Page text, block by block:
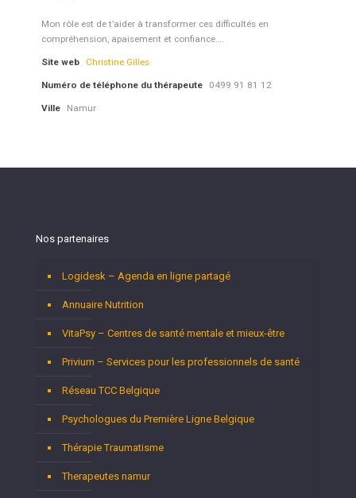
Mon rôle est de t’aider à transformer ces difficultés en
compréhension, apaisement et confiance….
Site web Christine Gilles
Numéro de téléphone du thérapeute 0499 91 81 12
Ville Namur
Nos partenaires
Logidesk – Agenda en ligne partagé
Annuaire Nutrition
VitaPsy – Centres de santé mentale et mieux-être
Privium – Services pour les professionnels de santé
Réseau TCC Belgique
Psychologues du Première Ligne Belgique
Thérapie Traumatisme
Therapeutes namur